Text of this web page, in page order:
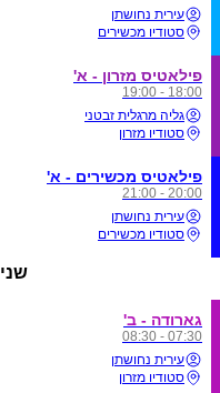
עירית נחושתן
סטודיו מכשירים
פילאטיס מזרון - א'
18:00 - 19:00
גליה מרגלית זבטני
סטודיו מזרון
פילאטיס מכשירים - א'
20:00 - 21:00
עירית נחושתן
סטודיו מכשירים
שני
גארודה - ב'
07:30 - 08:30
עירית נחושתן
סטודיו מזרון